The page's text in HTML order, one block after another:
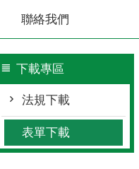
聯絡我們
下載專區
法規下載
表單下載